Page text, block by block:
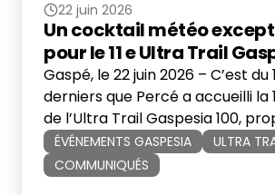
22 juin 2026
Un cocktail météo
pour le 11 e Ultra Trail
Gaspé, le 22 juin 2026 – C’est du
derniers que Percé a accueilli la
de l’Ultra Trail Gaspesia 100,
Événements Gaspesia. Malgré
conditions météorologiques
difficiles de l’histoire de
ÉVÉNEMENTS GASPESIA
ULTRA
COMMUNIQUÉS